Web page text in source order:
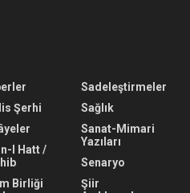
Şerhi
I Hatt /
Birliği
Sadeleştirmeler
Sağlık
Sanat-Mimari
Yazıları
Senaryo
Şiir